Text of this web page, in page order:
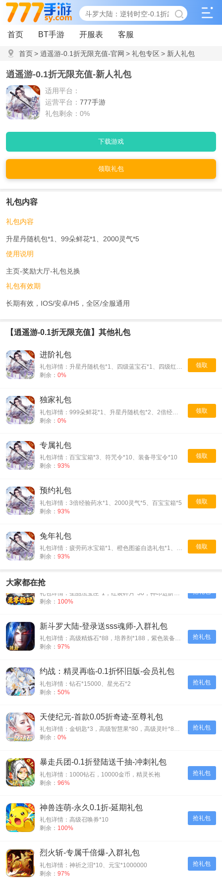
首页 BT手游 开服表 客服
首页> 逍遥游-0.1折无限充值-官网 > 礼包专区 > 新人礼包
逍遥游-0.1折无限充值-新人礼包
适用平台：
运营平台： 777手游
礼包剩余：0%
下载游戏
领取礼包
礼包内容
礼包内容
升星丹随机包*1、99朵鲜花*1、2000灵气*5
使用说明
主页-奖励大厅-礼包兑换
礼包有效期
长期有效，IOS/安卓/H5，全区/全服通用
【逍遥游-0.1折无限充值】其他礼包
领取
进阶礼包
礼包详情：升星丹随机包*1、四级蓝宝石*1、四级红宝石*1
剩余： 0%
领取
独家礼包
礼包详情：999朵鲜花*1、升星丹随机包*2、2倍经验药水*1
剩余： 0%
领取
专属礼包
礼包详情：百宝宝箱*3、符咒令*10、装备寻宝令*10
剩余： 93%
领取
预约礼包
礼包详情：3倍经验药水*1、2000灵气*5、百宝宝箱*5
剩余： 93%
领取
兔年礼包
礼包详情：疲劳药水宝箱*1、橙色图鉴自选礼包*1、升星丹随机包*2
剩余： 93%
大家都在抢月神宝藏-至尊无限券-充值礼包
剩余： 100%
抢礼包
新斗罗大陆-登录送sss魂师-入群礼包
剩余： 97%
抢礼包
约战：精灵再临-0.1折怀旧版-会员礼包
礼包详情：钻石*15000、星光石*2
剩余： 50%
抢礼包
天使纪元-首款0.05折奇迹-至尊礼包
剩余： 0%
抢礼包
暴走兵团-0.1折登陆送千抽-冲刺礼包
礼包详情：1000钻石，10000金币，精灵长袍
剩余： 96%
抢礼包
神兽连萌-永久0.1折-延期礼包
礼包详情：高级召唤券*10
剩余： 100%
抢礼包
烈火斩-专属千倍爆-入群礼包
礼包详情：神祈之泪*10、元宝*1000000
剩余： 97%